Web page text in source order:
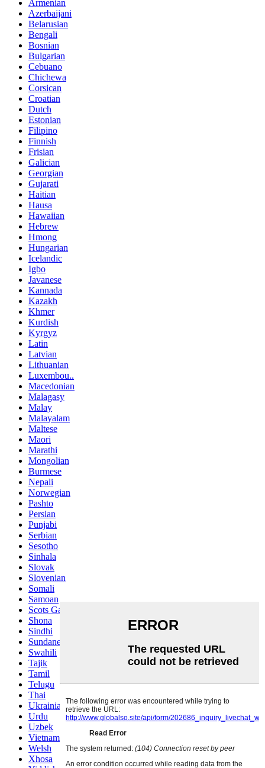
Armenian
Azerbaijani
Belarusian
Bengali
Bosnian
Bulgarian
Cebuano
Chichewa
Corsican
Croatian
Dutch
Estonian
Filipino
Finnish
Frisian
Galician
Georgian
Gujarati
Haitian
Hausa
Hawaiian
Hebrew
Hmong
Hungarian
Icelandic
Igbo
Javanese
Kannada
Kazakh
Khmer
Kurdish
Kyrgyz
Latin
Latvian
Lithuanian
Luxembou..
Macedonian
Malagasy
Malay
Malayalam
Maltese
Maori
Marathi
Mongolian
Burmese
Nepali
Norwegian
Pashto
Persian
Punjabi
Serbian
Sesotho
Sinhala
Slovak
Slovenian
Somali
Samoan
Scots Gaelic
Shona
Sindhi
Sundanese
Swahili
Tajik
Tamil
Telugu
Thai
Ukrainian
Urdu
Uzbek
Vietnamese
Welsh
Xhosa